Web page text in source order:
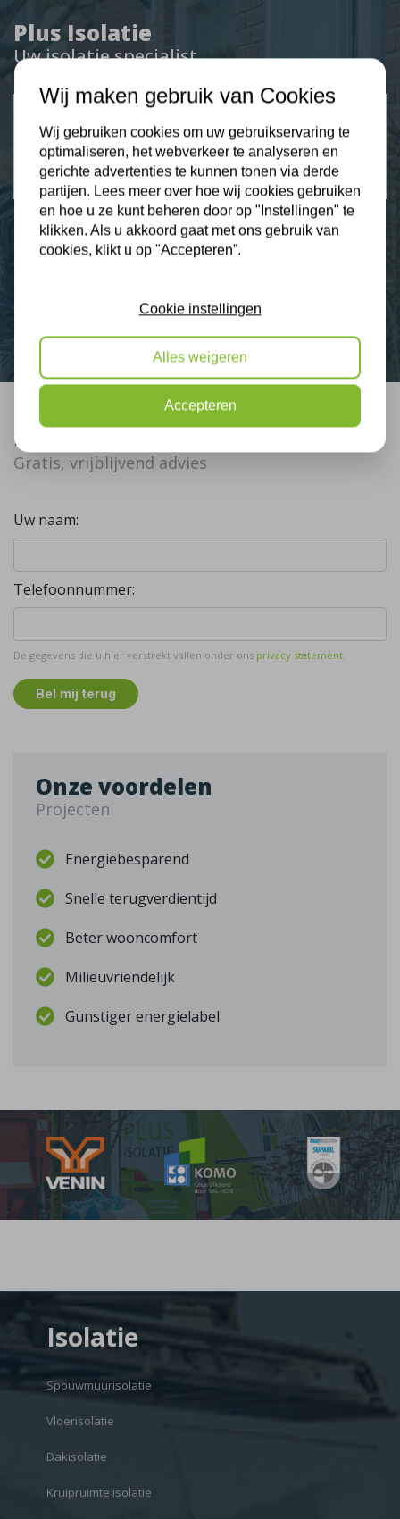
Plus Isolatie
Uw isolatie specialist
9,3
Klantbeoordelingen
2274 klanten beoordelen ons met een 9.3
Bel mij terug
Gratis, vrijblijvend advies
Uw naam:
Telefoonnummer:
De gegevens die u hier verstrekt vallen onder ons privacy statement.
Bel mij terug
Onze voordelen
Projecten
Energiebesparend
Snelle terugverdientijd
Beter wooncomfort
Milieuvriendelijk
Gunstiger energielabel
Isolatie
Spouwmuurisolatie
Vloerisolatie
Dakisolatie
Kruipruimte isolatie
Wij maken gebruik van Cookies
Wij gebruiken cookies om uw gebruikservaring te
optimaliseren, het webverkeer te analyseren en
gerichte advertenties te kunnen tonen via derde
partijen. Lees meer over hoe wij cookies gebruiken
en hoe u ze kunt beheren door op "Instellingen" te
klikken. Als u akkoord gaat met ons gebruik van
cookies, klikt u op "Accepteren”.
Cookie instellingen
Alles weigeren
Accepteren